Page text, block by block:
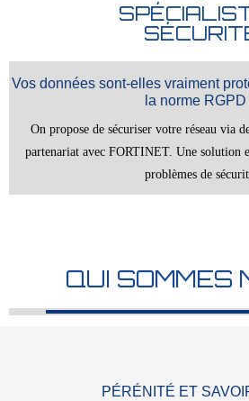
Vos données sont-elles vraiment
la norme RGPD
On propose de sécuriser votre réseau via
partenariat avec FORTINET. Une solution
problèmes de
QUI SOMMES
PÉRÉNITÉ ET